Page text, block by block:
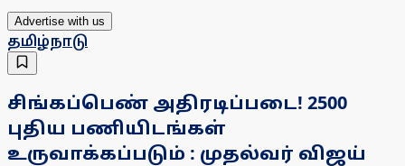
Advertise with us
தமிழ்நாடு
சிங்கப்பெண் அதிரடிப்படை! 2500
புதிய பணியிடங்கள்
உருவாக்கப்படும் : முதல்வர் விஜய்